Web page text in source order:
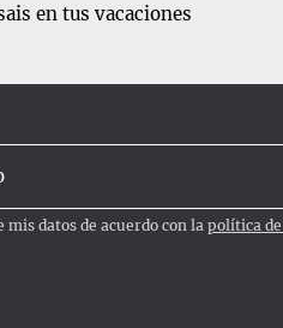
en tus vacaciones
datos de acuerdo con lapolítica